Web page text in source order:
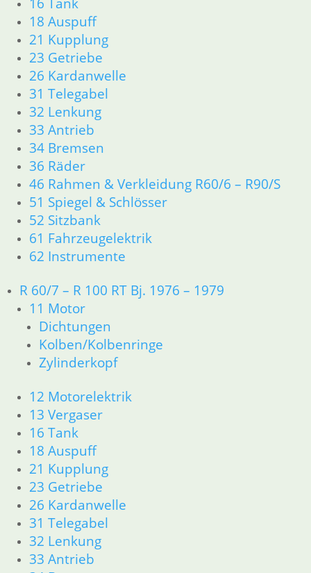
18 Auspuff
21 Kupplung
23 Getriebe
26 Kardanwelle
31 Telegabel
32 Lenkung
33 Antrieb
34 Bremsen
36 Räder
46 Rahmen & Verkleidung R60/6 – R90/S
51 Spiegel & Schlösser
52 Sitzbank
61 Fahrzeugelektrik
62 Instrumente
R 60/7 – R 100 RT Bj. 1976 – 1979
11 Motor
Dichtungen
Kolben/Kolbenringe
Zylinderkopf
12 Motorelektrik
13 Vergaser
16 Tank
18 Auspuff
21 Kupplung
23 Getriebe
26 Kardanwelle
31 Telegabel
32 Lenkung
33 Antrieb
34 Bremsen
36 Räder
46 Rahmen & Verkleidung
51 Spiegel & Schlösser
52 Sitzbank
61 Fahrzeugelektrik
62 Instrumente
63 Scheinwerfer
R60/6 – R90/S
11 Motor
Dichtungen
Kolben/Kolbenringe
Zylinderkopf
12 Motorelektrik
13 Vergaser
16 Tank
18 Auspuff
23 Getriebe
26 Kardanwelle
31 Telegabel
32 Lenkung
33 Antrieb
34 Bremsen
46 Rahmen & Verkleidung R60/6 – R90/S
51 Spiegel & Schlösser
52 Sitzbank
61 Fahrzeugelektrik
62 Instrumente
R 60/7 – R 100 RT Bj. 1976 – 1979
11 Motor
Dichtungen
Kolben/Kolbenringe
Zylinderkopf
12 Motorelektrik